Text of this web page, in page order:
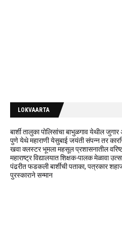
LOKVAARTA
बार्शी तालुका पोलिसांचा बाभुळगाव येथील
पुणे येथे महाराणी येसुबाई जयंती संपन्न तर
खवा क्लस्टर भूमला महसूल प्रशासनातील
महाराष्ट्र विद्यालयात शिक्षक-पालक मेळावा
पंढरीत फडकली बार्शीची पताका, पत्रकार
पुरस्काराने सन्मान